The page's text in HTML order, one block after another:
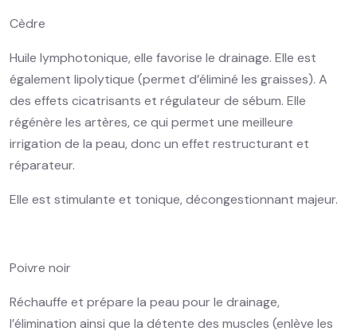
Cèdre
Huile lymphotonique, elle favorise le drainage. Elle est
également lipolytique (permet d’éliminé les graisses). A
des effets cicatrisants et régulateur de sébum. Elle
régénère les artères, ce qui permet une meilleure
irrigation de la peau, donc un effet restructurant et
réparateur.
Elle est stimulante et tonique, décongestionnant majeur.
Poivre noir
Réchauffe et prépare la peau pour le drainage,
l’élimination ainsi que la détente des muscles (enlève les